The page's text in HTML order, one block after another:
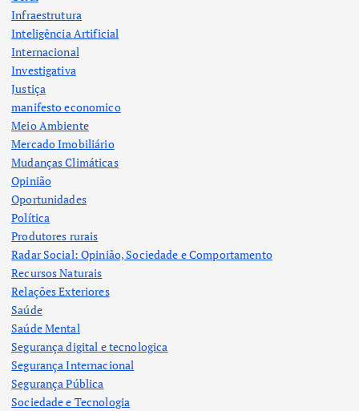
Infraestrutura
Inteligência Artificial
Internacional
Investigativa
Justiça
manifesto economico
Meio Ambiente
Mercado Imobiliário
Mudanças Climáticas
Opinião
Oportunidades
Política
Produtores rurais
Radar Social: Opinião, Sociedade e Comportamento
Recursos Naturais
Relações Exteriores
Saúde
Saúde Mental
Segurança digital e tecnologica
Segurança Internacional
Segurança Pública
Sociedade e Tecnologia